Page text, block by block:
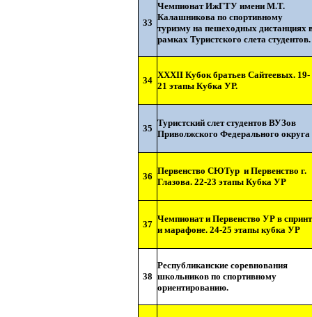
33
Чемпионат ИжГТУ имени М.Т.
Калашникова по спортивному
туризму на пешеходных дистанциях
рамках Туристского слета студентов.
34
ХХXII Кубок братьев Сайтеевых. 19-
21 этапы Кубка УР.
35
Туристский слет студентов ВУЗов
Приволжского Федерального округа
36
Первенство СЮТур и Первенство г.
Глазова. 22-23 этапы Кубка УР
37
Чемпионат и Первенство УР в
и марафоне. 24-25 этапы кубка УР
38
Республиканские соревнования
школьников по спортивному
ориентированию.